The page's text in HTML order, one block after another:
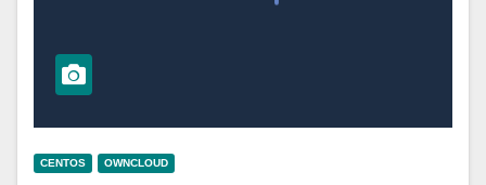
CENTOS OWNCLOUD